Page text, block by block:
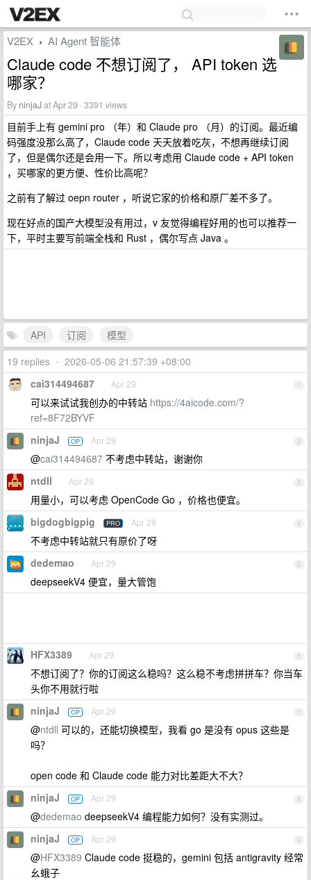
V2EX › AI Agent 智能体
Claude code 不想订阅了， API token 选
哪家？
By ninjaJat Apr 29 · 3391 views
目前手上有 gemini pro （年）和 Claude pro （月）的订阅。最近编
码强度没那么高了，Claude code 天天放着吃灰，不想再继续订阅
了，但是偶尔还是会用一下。所以考虑用 Claude code + API token
，买哪家的更方便、性价比高呢？
之前有了解过 oepn router ，听说它家的价格和原厂差不多了。
现在好点的国产大模型没有用过，v 友觉得编程好用的也可以推荐一
下，平时主要写前端全栈和 Rust ，偶尔写点 Java 。
API 订阅
模型
19 replies • 2026-05-06 21:57:39 +08:00
1
cai314494687 Apr 29
可以来试试我创办的中转站 https://4aicode.com/?
ref=8F72BYVF
2
ninjaJ OP Apr 29
@cai314494687 不考虑中转站，谢谢你
3
ntdll Apr 29
用量小，可以考虑 OpenCode Go ，价格也便宜。
4
bigdogbigpig PRO Apr 29
不考虑中转站就只有原价了呀
5
dedemao Apr 29
deepseekV4 便宜，量大管饱
6
HFX3389 Apr 29
不想订阅了？你的订阅这么稳吗？这么稳不考虑拼拼车？你当车
头你不用就行啦
7
ninjaJ OP Apr 29
@ntdll 可以的，还能切换模型，我看 go 是没有 opus 这些是
吗？
open code 和 Claude code 能力对比差距大不大？
8
ninjaJ OP Apr 29
@dedemao deepseekV4 编程能力如何？没有实测过。
9
ninjaJ OP Apr 29
@HFX3389 Claude code 挺稳的，gemini 包括 antigravity 经常
幺蛾子